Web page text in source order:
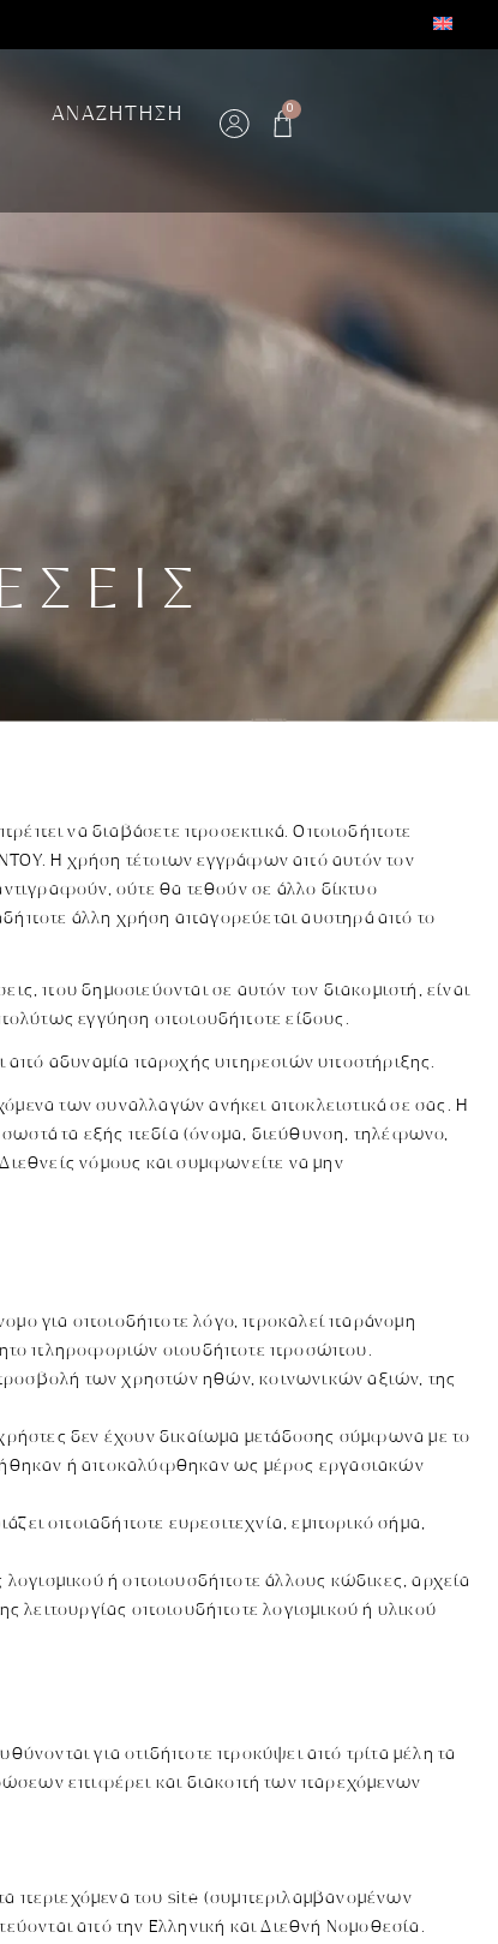
ΑΝΑΖΗΤΗΣΗ
0
να διαβάσετε προσεκτικά. Οποιοδήποτε
Η χρήση τέτοιων εγγράφων από αυτόν τον
ούτε θα τεθούν σε άλλο δίκτυο
άλλη χρήση απαγορεύεται αυστηρά από το
που δημοσιεύονται σε αυτόν τον διακομιστή, είναι
εγγύηση οποιουδήποτε είδους.
αδυναμία παροχής υπηρεσιών υποστήριξης.
των συναλλαγών ανήκει αποκλειστικά σε σας. Η
τα εξής πεδία (όνομα, διεύθυνση, τηλέφωνο,
νόμους και συμφωνείτε να μην
για οποιοδήποτε λόγο, προκαλεί παράνομη
πληροφοριών οιουδήποτε προσώπου.
των χρηστών ηθών, κοινωνικών αξιών, της
δεν έχουν δικαίωμα μετάδοσης σύμφωνα με το
ή αποκαλύφθηκαν ως μέρος εργασιακών
οποιαδήποτε ευρεσιτεχνία, εμπορικό σήμα,
ή οποιουσδήποτε άλλους κώδικες, αρχεία
λειτουργίας οποιουδήποτε λογισμικού ή υλικού
για οτιδήποτε προκύψει από τρίτα μέλη τα
επιφέρει και διακοπή των παρεχόμενων
περιεχόμενα του site (συμπεριλαμβανομένων
από την Ελληνική και Διεθνή Νομοθεσία.